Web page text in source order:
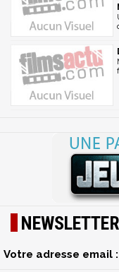
Votre adresse email :